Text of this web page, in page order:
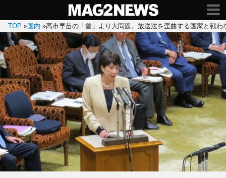
TOP »国内 »高市早苗の「首」より大問題。放送法を歪曲する国家と戦わ